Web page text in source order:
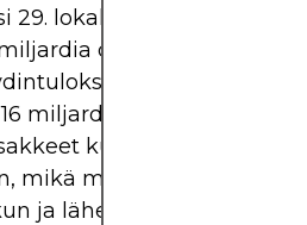
29. lokakuuta vahvan Q3
dollaria, ylittäen
säilyivät
miljardin dollarin
kuitenkin sukelsivat
mikä merkitsi
ja lähes 190 miljardin